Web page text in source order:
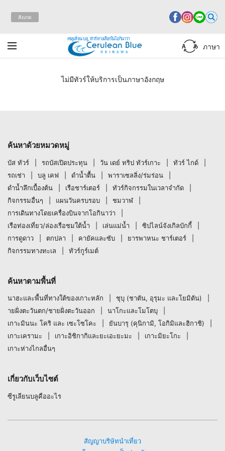
สังเกต
เซลูเลี่ยน บลู, ทัวร์ทางเลือกในโอกินาว่า
ภาษา
ไม่มีทัวร์ให้บริการเป็นภาษาอังกฤษ
ค้นหาด้วยหมวดหมู่
บัส ทัวร์ รถบัสเปิดประทุน วัน เดย์ ทริป ทัวร์เกาะ
ทัวร์ ไกด์
รถเช่า
บลู เคฟ ดำน้ำตื้น
พาราเซลลิ่ง/ร่มร่อน
ดำน้ำลึกเบื้องต้น
เรือชาร์เตอร์
ทัวร์กิจกรรมในเวลาจำกัด
กิจกรรมอื่นๆ
แผนวันครบรอบ
ชมวาฬ
การเดินทางโดยเครื่องบินจากโอกินาว่า
เรือท่องเที่ยว/ล่องเรือชมใต้น้ำ
เล่นแม่น้ำ
ซิปไลน์จังเกิลบักกี้
การดูดาว
ตกปลา คายัคและซับ
ยารพาหนะ ชาร์เตอร์
กิจกรรมทางทะเล
ทัวร์กูร์เมต์
ค้นหาตามพื้นที่
นาฮะและพื้นที่ทางใต้ของเกาะหลัก
ชุบุ (ชาตัน, อุรุมะ และโยมิตัน)
ายฝั่งตะวันตก/ชายฝั่งตะวันออก
นาโกะและโมโตบุ
เกาะมินนะ โคริ และ เซะโซโคะ
ยันบารุ (คุนิกามิ, โอกิมิและฮิกาชิ)
เกาะเครามะ
เกาะอิชิกากิและยะเอะยะมะ
เกาะมิยะโกะ
เกาะห่างไกลอื่นๆ
เกี่ยวกับเว็บไซต์
ซีรูเลียนบลูคืออะไร
สัญญาบริษัทนำเที่ยว